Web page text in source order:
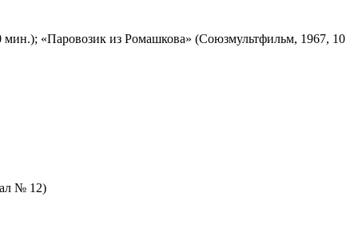
«Паровозик из Ромашкова» (Союзмультфильм, 1967, 10
№ 12)